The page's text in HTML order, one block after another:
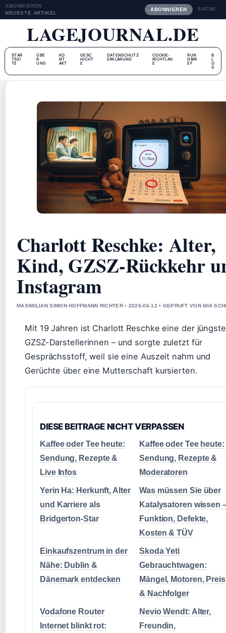
ABONNIEREN
NEUESTE ARTIKEL
ABONNIEREN SUCHE
LAGEJOURNAL.DE
STAR
TSEI
TE
ÜBE
R
UNS
KO
NT
AKT
GESC
HICHT
E
DATENSCHUTZ
ERKLÄRUNG
COOKIE-
RICHTLINI
E
RUN
DBRI
EF
B
L
O
G
Charlott Reschke: Alter,
Kind, GZSZ-Rückkehr
Instagram
MAXIMILIAN SIMON HOFFMANN RICHTER • 2026-06-12 • GEPRUFT VON MIA
Mit 19 Jahren ist Charlott Reschke eine der
GZSZ-Darstellerinnen – und sorgte zuletzt für
Gesprächsstoff, weil sie eine Auszeit nahm und
Gerüchte über eine Mutterschaft kursierten.
DIESE BEITRAGE NICHT VERPASSEN
Kaffee oder Tee heute:
Sendung, Rezepte &
Live Infos
Kaffee oder Tee heute:
Sendung, Rezepte &
Moderatoren
Yerin Ha: Herkunft, Alter
und Karriere als
Bridgerton-Star
Was müssen Sie über
Katalysatoren wissen
Funktion, Defekte,
Kosten & TÜV
Einkaufszentrum in der
Nähe: Dublin &
Dänemark entdecken
Skoda Yeti
Gebrauchtwagen:
Mängel, Motoren, Preis
& Nachfolger
Vodafone Router
Internet blinkt rot:
Nevio Wendt: Alter,
Freundin,